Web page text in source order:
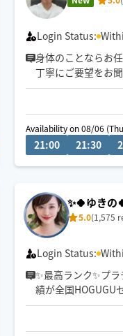
15:30 16:00 16:30
Login Status:
身体のことならお任
丁寧にご要望をお
Availability on 08/06
21:00 21:30
✨🍀ゆきの
5.0(1,575
Login Status:
✨最高ランク✨プ
績が全国HOGUGU
ンクのセラピスト
✨歴13年✨